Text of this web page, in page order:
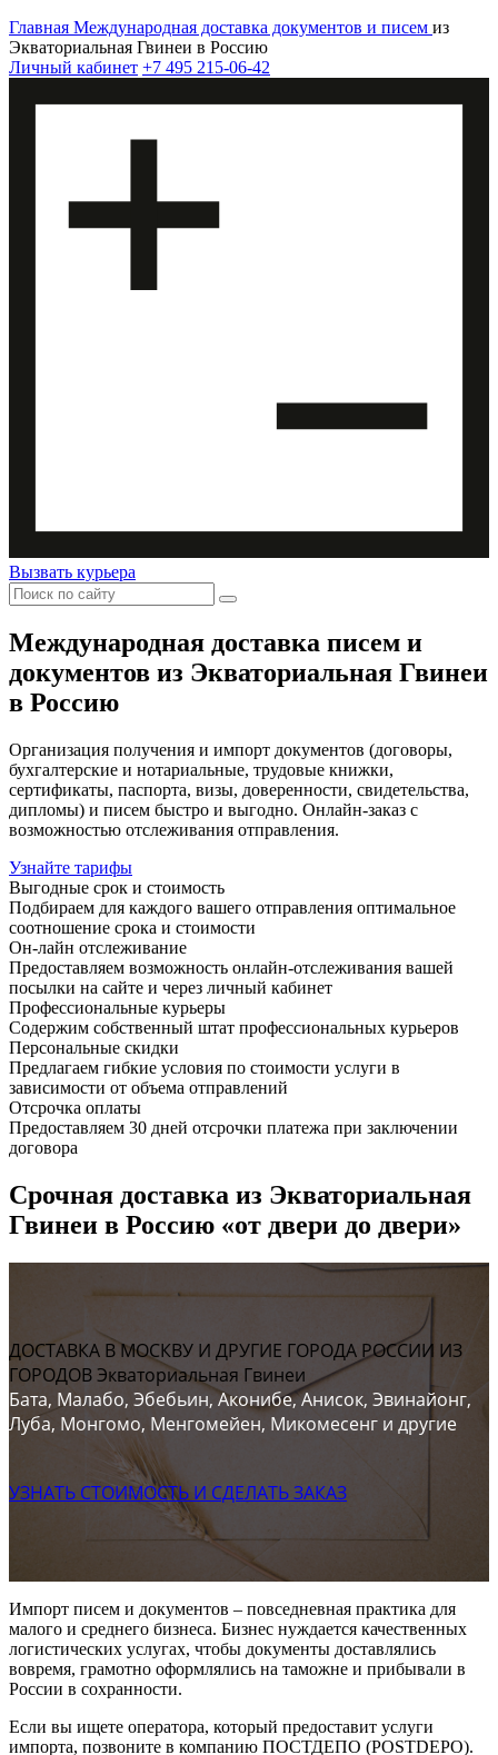
Главная Международная доставка документов и писем из
Экваториальная Гвинеи в Россию
Личный кабинет +7 495 215-06-42
Вызвать курьера
Международная доставка писем и
документов из Экваториальная Гвинеи
в Россию
Организация получения и импорт документов (договоры,
бухгалтерские и нотариальные, трудовые книжки,
сертификаты, паспорта, визы, доверенности, свидетельства,
дипломы) и писем быстро и выгодно. Онлайн-заказ с
возможностью отслеживания отправления.
Узнайте тарифы
Выгодные срок и стоимость
Подбираем для каждого вашего отправления оптимальное
соотношение срока и стоимости
Он-лайн отслеживание
Предоставляем возможность онлайн-отслеживания вашей
посылки на сайте и через личный кабинет
Профессиональные курьеры
Содержим собственный штат профессиональных курьеров
Персональные скидки
Предлагаем гибкие условия по стоимости услуги в
зависимости от объема отправлений
Отсрочка оплаты
Предоставляем 30 дней отсрочки платежа при заключении
договора
Срочная доставка из Экваториальная
Гвинеи в Россию «от двери до двери»
ДОСТАВКА В МОСКВУ И ДРУГИЕ ГОРОДА РОССИИ ИЗ
ГОРОДОВ Экваториальная Гвинеи
Бата, Малабо, Эбебьин, Аконибе, Анисок, Эвинайонг,
Луба, Монгомо, Менгомейен, Микомесенг и другие
УЗНАТЬ СТОИМОСТЬ И СДЕЛАТЬ ЗАКАЗ
Импорт писем и документов – повседневная практика для
малого и среднего бизнеса. Бизнес нуждается качественных
логистических услугах, чтобы документы доставлялись
вовремя, грамотно оформлялись на таможне и прибывали в
России в сохранности.
Если вы ищете оператора, который предоставит услуги
импорта, позвоните в компанию ПОСТДЕПО (POSTDEPO).